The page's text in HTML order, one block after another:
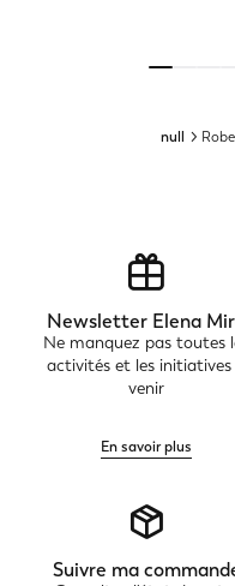
null
Newsletter Elena
Ne manquez pas toutes
activités et les initiatives
venir
En savoir plus
Suivre ma